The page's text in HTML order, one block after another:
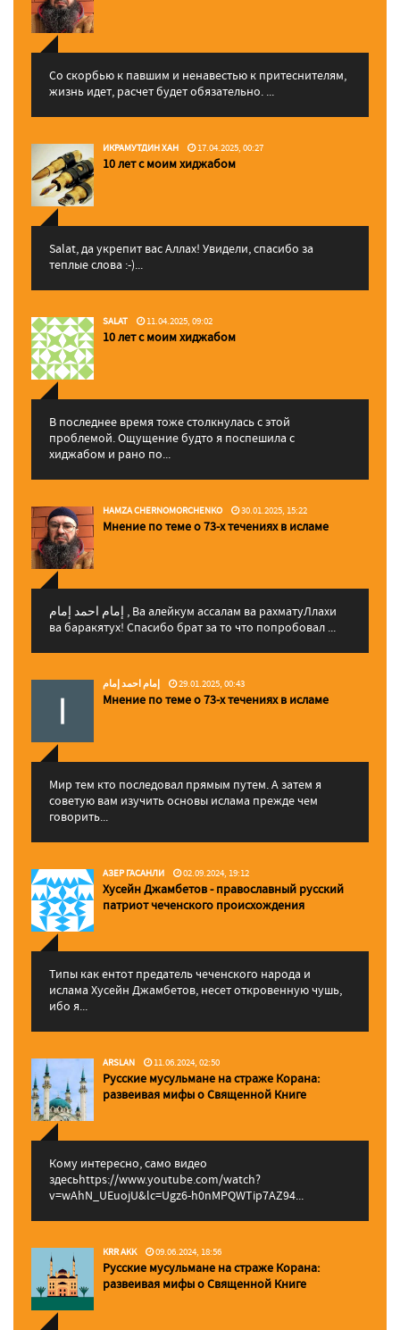
Со скорбью к павшим и ненавестью к притеснителям,
жизнь идет, расчет будет обязательно. ...
ИКРАМУТДИН ХАН 17.04.2025, 00:27
10 лет с моим хиджабом
Salat, да укрепит вас Аллаx! Увидели, спасибо за
теплые слова :-)...
SALAT 11.04.2025, 09:02
10 лет с моим хиджабом
В последнее время тоже столкнулась с этой
проблемой. Ощущение будто я поспешила с
хиджабом и рано по...
HAMZA CHERNOMORCHENKO 30.01.2025, 15:22
Мнение по теме о 73-х течениях в исламе
إمام احمد إمام , Ва алейкум ассалам ва рахматуЛлахи
ва баракятух! Спасибо брат за то что попробовал ...
إمام احمد إمام 29.01.2025, 00:43
Мнение по теме о 73-х течениях в исламе
Мир тем кто последовал прямым путем. А затем я
советую вам изучить основы ислама прежде чем
говорить...
АЗЕР ГАСАНЛИ 02.09.2024, 19:12
Хусейн Джамбетов - православный русский
патриот чеченского происхождения
Типы как ентот предатель чеченского народа и
ислама Хусейн Джамбетов, несет откровенную чушь,
ибо я...
ARSLAN 11.06.2024, 02:50
Русские мусульмане на страже Корана:
pазвеивая мифы о Священной Книге
Кому интересно, само видео
здесьhttps://www.youtube.com/watch?
v=wAhN_UEuojU&lc=Ugz6-h0nMPQWTip7AZ94...
KRR AKK 09.06.2024, 18:56
Русские мусульмане на страже Корана:
pазвеивая мифы о Священной Книге